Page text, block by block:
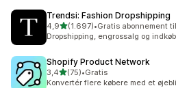
Trendsi: Fashion Dropshipping
4,9ud af 5 stjerner
(1.697)
1697 anmeldelser i alt
•Gratis abonnement
Dropshipping, engrossalg og
Shopify Product Network
3,4ud af 5 stjerner
(75)
75 anmeldelser i alt
•Gratis
Konvertér flere købere med et